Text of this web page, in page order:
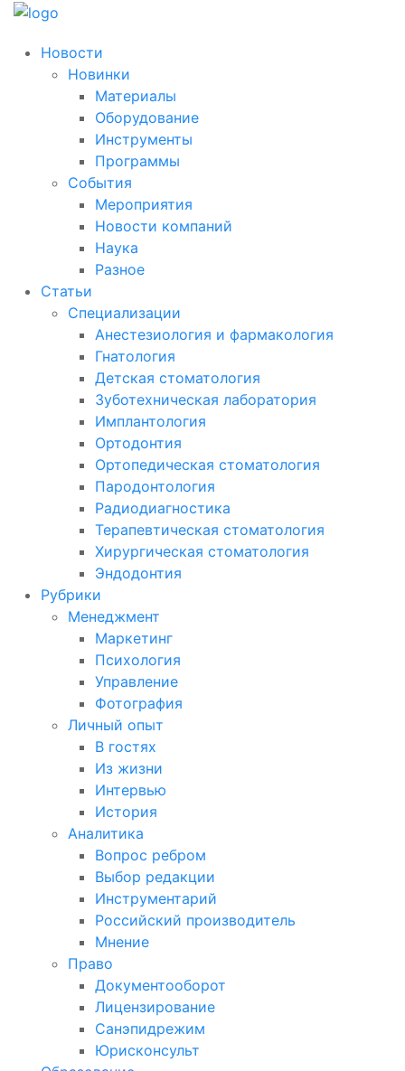
Новости
Новинки
Материалы
Оборудование
Инструменты
Программы
События
Мероприятия
Новости компаний
Наука
Разное
Статьи
Специализации
Анестезиология и фармакология
Гнатология
Детская стоматология
Зуботехническая лаборатория
Имплантология
Ортодонтия
Ортопедическая стоматология
Пародонтология
Радиодиагностика
Терапевтическая стоматология
Хирургическая стоматология
Эндодонтия
Рубрики
Менеджмент
Маркетинг
Психология
Управление
Фотография
Личный опыт
В гостях
Из жизни
Интервью
История
Аналитика
Вопрос ребром
Выбор редакции
Инструментарий
Российский производитель
Мнение
Право
Документооборот
Лицензирование
Санэпидрежим
Юрисконсульт